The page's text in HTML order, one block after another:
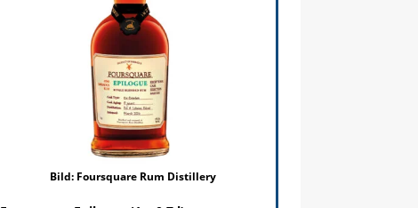
Bild: Foursquare Rum Distillery